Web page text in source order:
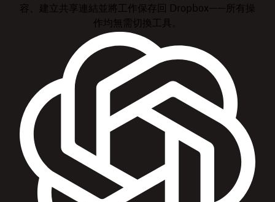
容、建立共享連結並將工作保存回 Dropbox——所有操
作均無需切換工具。